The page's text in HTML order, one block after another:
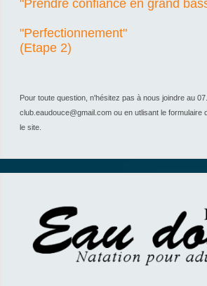
"Prendre confiance en grand
"Perfectionnement"
(Etape 2)
Pour toute question, n'hésitez pas à nous joindre au
club.eaudouce@gmail.com ou en utlisant le formulaire
le site.